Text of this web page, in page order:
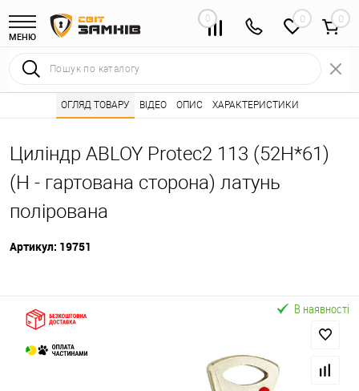
МЕНЮ
0 0
Інтернет магазин замків • Каталог товарів ⭐ • Серцевини
Циліндр ABLOY Protec2 113 (52H*61)
(H - гартована сторона) латунь
полірована
Артикул: 19751
ОГЛЯД ТОВАРУ ВІДЕО ОПИС ХАРАКТЕРИСТИКИ
В наявності